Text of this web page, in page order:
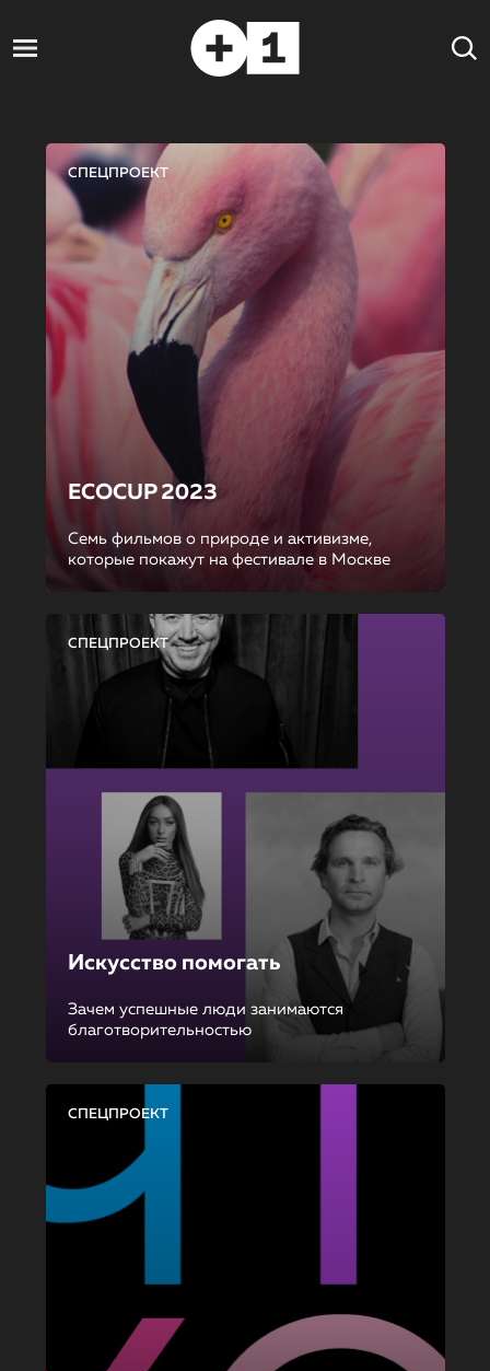
СПЕЦПРОЕКТ
ECOCUP 2023
Семь фильмов о природе и активизме,
которые покажут на фестивале в Москве
СПЕЦПРОЕКТ
Искусство помогать
Зачем успешные люди занимаются
благотворительностью
СПЕЦПРОЕКТ